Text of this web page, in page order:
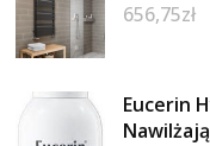
656,75zł
Eucerin